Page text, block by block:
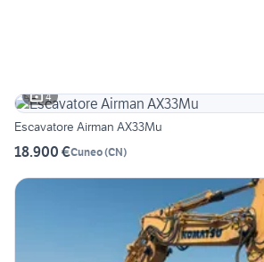
4
Escavatore Airman AX33Mu
18.900 €Cuneo(CN)